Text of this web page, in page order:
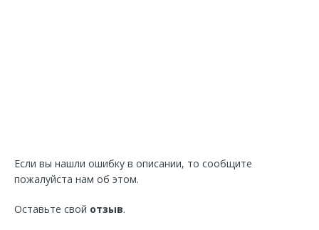
Если вы нашли ошибку в описании, то сообщите
пожалуйста нам об этом.
Оставьте свой отзыв.